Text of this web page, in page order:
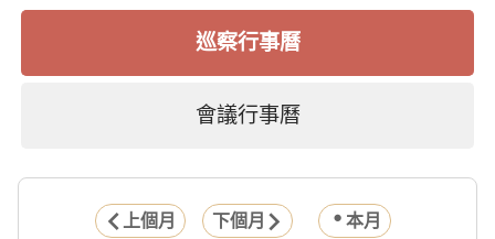
巡察行事曆
會議行事曆
上個月 下個月 本月